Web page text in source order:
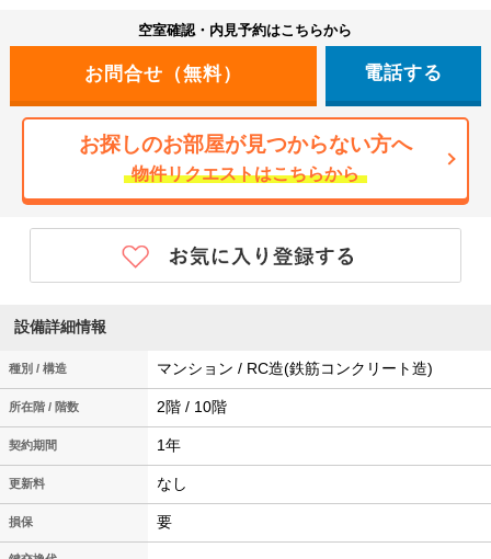
空室確認・内見予約はこちらから
電話する
お探しのお部屋が見つからない方へ
物件リクエストはこちらから
設備詳細情報
種別 / 構造 マンション / RC造(鉄筋コンクリート造)
所在階 / 階数 2階 / 10階
契約期間 1年
更新料 なし
損保 要